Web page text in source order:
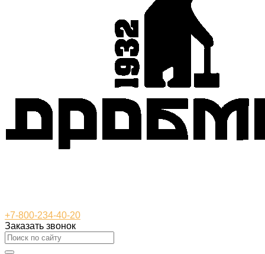
+7-800-234-40-20
Заказать звонок